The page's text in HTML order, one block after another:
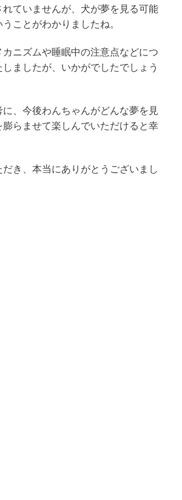
ていませんが、犬が夢を見る可能
ことがわかりましたね。
カニズムや睡眠中の注意点などにつ
ましたが、いかがでしたでしょう
、今後わんちゃんがどんな夢を見
膨らませて楽しんでいただけると幸
き、本当にありがとうございまし